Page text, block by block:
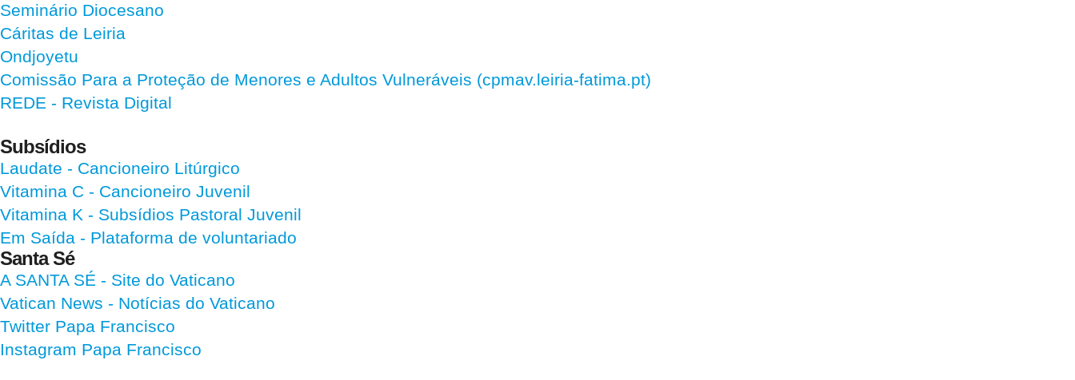
Seminário Diocesano
Cáritas de Leiria
Ondjoyetu
Comissão Para a Proteção de Menores e Adultos Vulneráveis (cpmav.leiria-fatima.pt)
REDE - Revista Digital
Subsídios
Laudate - Cancioneiro Litúrgico
Vitamina C - Cancioneiro Juvenil
Vitamina K - Subsídios Pastoral Juvenil
Em Saída - Plataforma de voluntariado
Santa Sé
A SANTA SÉ - Site do Vaticano
Vatican News - Notícias do Vaticano
Twitter Papa Francisco
Instagram Papa Francisco